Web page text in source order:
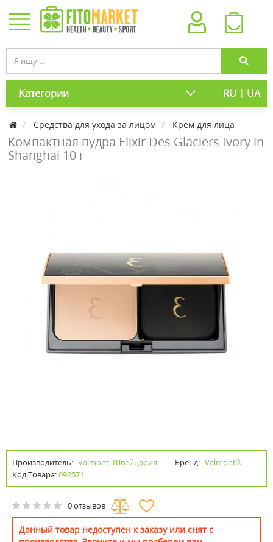
Категории RU | UA
Средства для ухода за лицом Крем для лица
Компактная пудра Elixir Des Glaciers Ivory in
Shanghai 10 г
Производитель: Valmont, Швейцария Бренд: Valmont®
Код Товара:692571
0 отзывов
Данный товар недоступен к заказу или снят с